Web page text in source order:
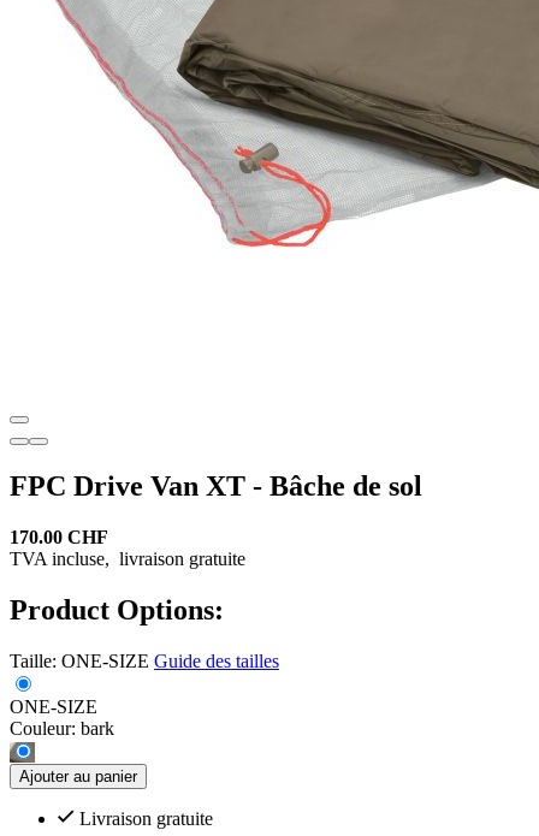
FPC Drive Van XT - Bâche de sol
170.00 CHF
TVA incluse, livraison gratuite
Product Options:
Taille: ONE-SIZE Guide des tailles
ONE-SIZE
Couleur: bark
Ajouter au panier
Livraison gratuite